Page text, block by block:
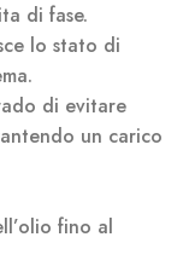
di fase.
lo stato di
di evitare
un carico
fino al